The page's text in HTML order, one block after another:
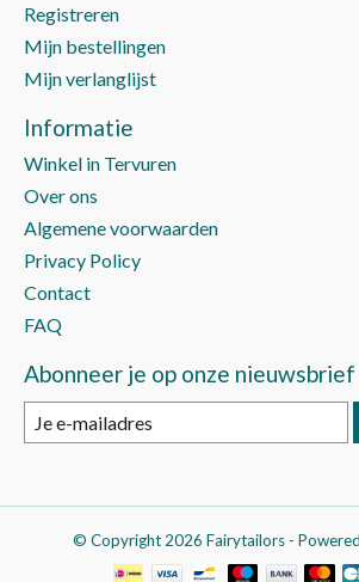
Registreren
Mijn bestellingen
Mijn verlanglijst
Informatie
Winkel in Tervuren
Over ons
Algemene voorwaarden
Privacy Policy
Contact
FAQ
Abonneer je op onze nieuwsbrief
© Copyright 2026 Fairytailors -